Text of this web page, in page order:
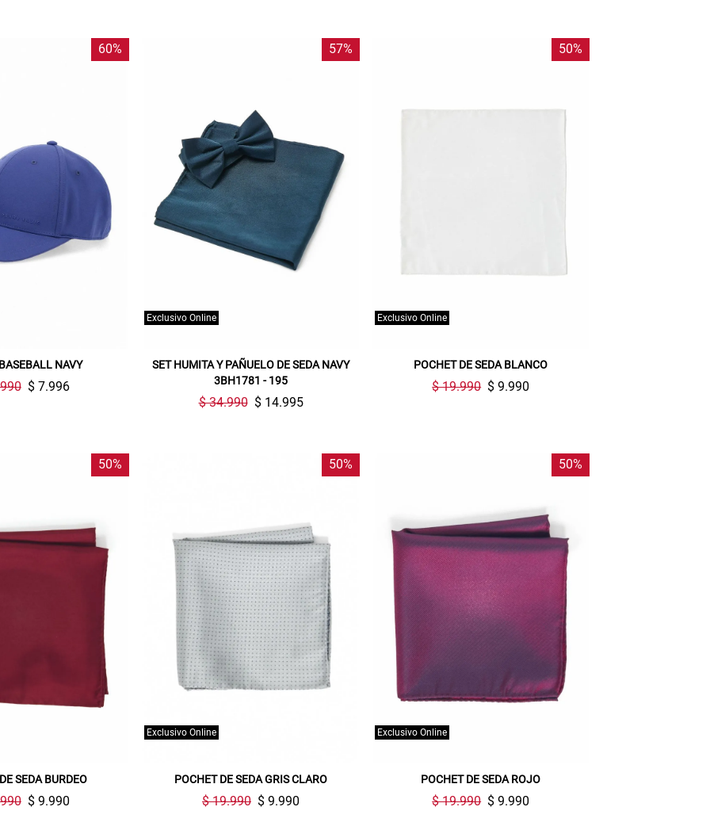
60%
NAVY
$ 7.996
57%
Exclusivo Online
SET HUMITA Y PAÑUELO DE SEDA NAVY
3BH1781 - 195
$ 34.990 $ 14.995
50%
Exclusivo Online
POCHET DE SEDA BLANCO
$ 19.990 $ 9.990
50%
SEDA BURDEO
$ 9.990
50%
Exclusivo Online
POCHET DE SEDA GRIS CLARO
$ 19.990 $ 9.990
50%
Exclusivo Online
POCHET DE SEDA ROJO
$ 19.990 $ 9.990